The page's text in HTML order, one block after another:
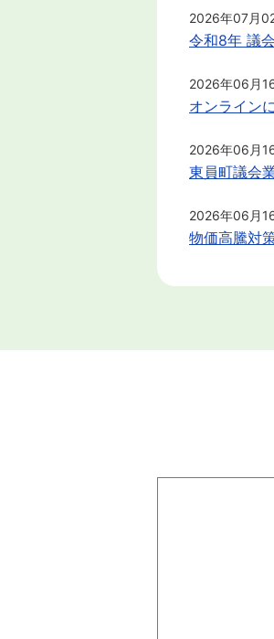
2026年07月
令和8年 議
2026年06月
オンライン
2026年06月
東員町議会
2026年06月
物価高騰対